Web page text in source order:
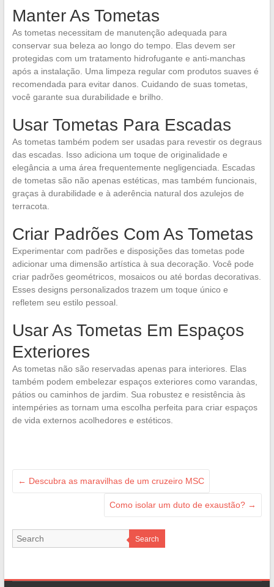
Manter As Tometas
As tometas necessitam de manutenção adequada para
conservar sua beleza ao longo do tempo. Elas devem ser
protegidas com um tratamento hidrofugante e anti-manchas
após a instalação. Uma limpeza regular com produtos suaves é
recomendada para evitar danos. Cuidando de suas tometas,
você garante sua durabilidade e brilho.
Usar Tometas Para Escadas
As tometas também podem ser usadas para revestir os degraus
das escadas. Isso adiciona um toque de originalidade e
elegância a uma área frequentemente negligenciada. Escadas
de tometas são não apenas estéticas, mas também funcionais,
graças à durabilidade e à aderência natural dos azulejos de
terracota.
Criar Padrões Com As Tometas
Experimentar com padrões e disposições das tometas pode
adicionar uma dimensão artística à sua decoração. Você pode
criar padrões geométricos, mosaicos ou até bordas decorativas.
Esses designs personalizados trazem um toque único e
refletem seu estilo pessoal.
Usar As Tometas Em Espaços
Exteriores
As tometas não são reservadas apenas para interiores. Elas
também podem embelezar espaços exteriores como varandas,
pátios ou caminhos de jardim. Sua robustez e resistência às
intempéries as tornam uma escolha perfeita para criar espaços
de vida externos acolhedores e estéticos.
← Descubra as maravilhas de um cruzeiro MSC
Como isolar um duto de exaustão? →
Search